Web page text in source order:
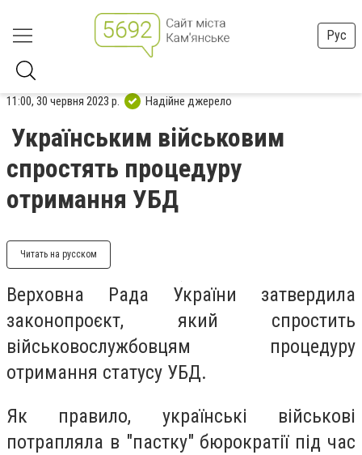
Рус
11:00, 30 червня 2023 р. Надійне джерело
Українським військовим
спростять процедуру
отримання УБД
Читать на русском
Верховна Рада України затвердила
законопроєкт, який спростить
військовослужбовцям процедуру
отримання статусу УБД.
Як правило, українські військові
потрапляла в "пастку" бюрократії під час